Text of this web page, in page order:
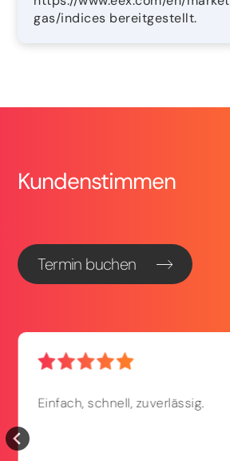
gas/indices bereitgestellt.
Kundenstimmen
Termin buchen
Einfach, schnell, zuverlässig.